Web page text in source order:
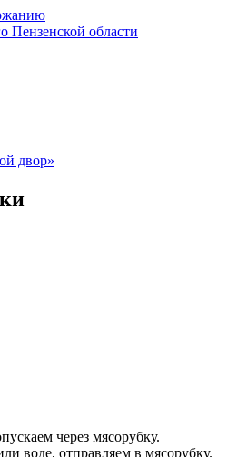
двор»
через мясорубку.
воде, отправляем в мясорубку.